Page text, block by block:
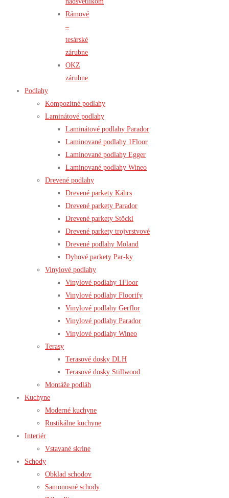
Rámové
–
tesárské
zárubne
OKZ
zárubne
Podlahy
Kompozitné podlahy
Laminátové podlahy
Laminátové podlahy Parador
Laminované podlahy 1Floor
Laminované podlahy Egger
Laminované podlahy Wineo
Drevené podlahy
Drevené parkety Kährs
Drevené parkety Parador
Drevené parkety Stöckl
Drevené parkety trojvrstvové
Drevené podlahy Moland
Dyhové parkety Par-ky
Vinylové podlahy
Vinylové podlahy 1Floor
Vinylové podlahy Floorify
Vinylové podlahy Gerflor
Vinylové podlahy Parador
Vinylové podlahy Wineo
Terasy
Terasové dosky DLH
Terasové dosky Stillwood
Montáže podláh
Kuchyne
Moderné kuchyne
Rustikálne kuchyne
Interiér
Vstavané skrine
Schody
Obklad schodov
Samonosné schody